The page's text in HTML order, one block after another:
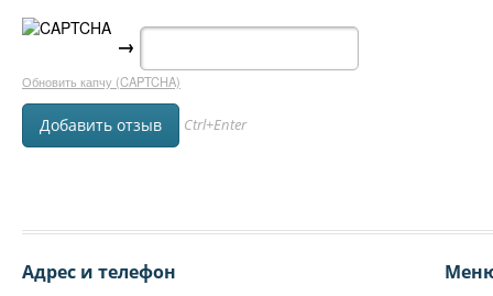
→
Обновить капчу (CAPTCHA)
Ctrl+Enter
Адрес и телефон